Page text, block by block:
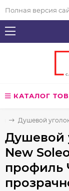
Полная версия
КАТАЛОГ
Душевой
Душевой
New
профиль